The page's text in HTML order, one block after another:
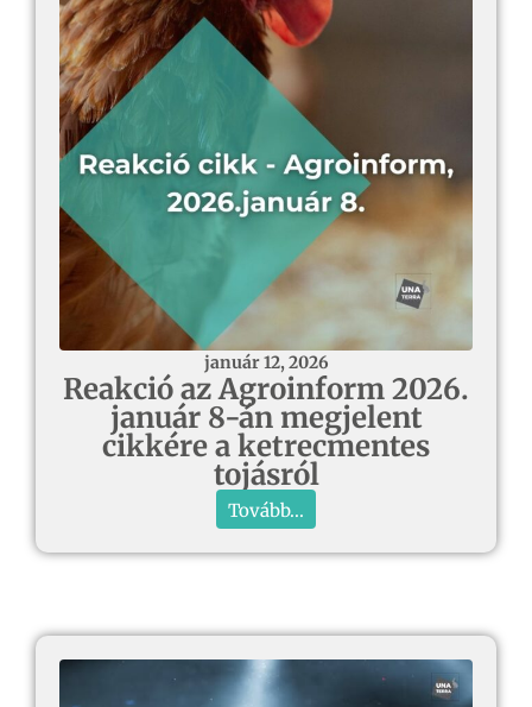
január 12, 2026
Reakció az Agroinform 2026.
január 8-án megjelent
cikkére a ketrecmentes
tojásról
Tovább...